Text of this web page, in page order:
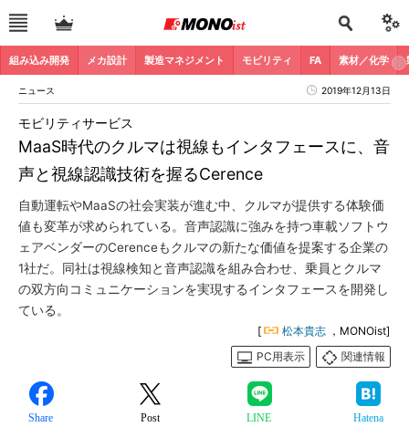
組み込み開発 メカ設計 製造マネジメント モビリティ FA 素材／化学
ニュース 2019年12月13日
MaaS時代のクルマは視線もインタフェースに、音
声と視線認識技術を握るCerence
モビリティサービス
自動運転やMaaSの社会実装が進む中、クルマが提供する体験価
値も変革が求められている。音声認識に強みを持つ車載ソフトウ
ェアベンダーのCerenceもクルマの新たな価値を提案する企業の
1社だ。同社は視線検知と音声認識を組み合わせ、乗員とクルマ
の双方向コミュニケーションを実現するインタフェースを開発し
ている。
[ 松本貴志 ，MONOist]
PC用表示
関連情報
Share Post LINE Hatena